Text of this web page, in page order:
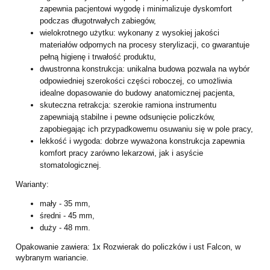
zapewnia pacjentowi wygodę i minimalizuje dyskomfort
podczas długotrwałych zabiegów,
wielokrotnego użytku: wykonany z wysokiej jakości
materiałów odpornych na procesy sterylizacji, co gwarantuje
pełną higienę i trwałość produktu,
dwustronna konstrukcja: unikalna budowa pozwala na wybór
odpowiedniej szerokości części roboczej, co umożliwia
idealne dopasowanie do budowy anatomicznej pacjenta,
skuteczna retrakcja: szerokie ramiona instrumentu
zapewniają stabilne i pewne odsunięcie policzków,
zapobiegając ich przypadkowemu osuwaniu się w pole pracy,
lekkość i wygoda: dobrze wyważona konstrukcja zapewnia
komfort pracy zarówno lekarzowi, jak i asyście
stomatologicznej.
Warianty:
mały - 35 mm,
średni - 45 mm,
duży - 48 mm.
Opakowanie zawiera: 1x Rozwierak do policzków i ust Falcon, w
wybranym wariancie.